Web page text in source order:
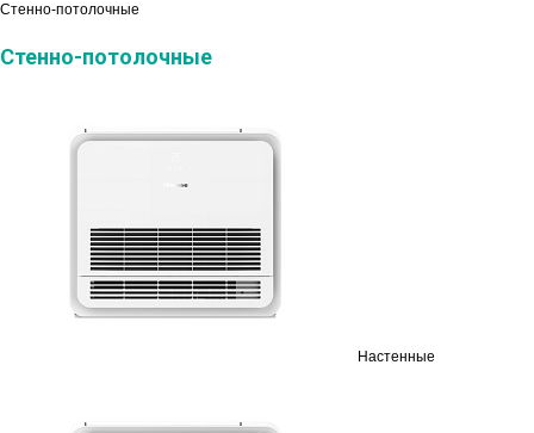
Стенно-потолочные
Стенно-потолочные
Настенные